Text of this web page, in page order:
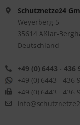
Schutznetze24
Weyerberg 5
35614 Aßlar-
Deutschland
+49 (0) 6443 - 436
+49 (0) 6443 - 436
+49 (0) 6443 - 436